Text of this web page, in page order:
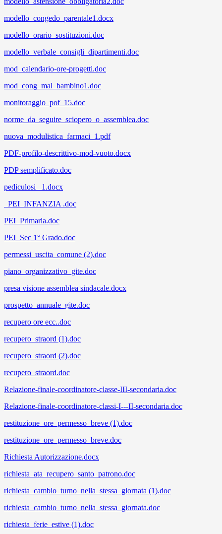
modello_congedo_parentale1.docx
modello_orario_sostituzioni.doc
modello_verbale_consigli_dipartimenti.doc
mod_calendario-ore-progetti.doc
mod_cong_mal_bambino1.doc
monitoraggio_pof_15.doc
norme_da_seguire_sciopero_o_assemblea.doc
nuova_modulistica_farmaci_1.pdf
PDF-profilo-descrittivo-mod-vuoto.docx
PDP semplificato.doc
pediculosi _1.docx
_PEI_INFANZIA .doc
PEI_Primaria.doc
PEI_Sec 1° Grado.doc
permessi_uscita_comune (2).doc
piano_organizzativo_gite.doc
presa visione assemblea sindacale.docx
prospetto_annuale_gite.doc
recupero ore ecc..doc
recupero_straord (1).doc
recupero_straord (2).doc
recupero_straord.doc
Relazione-finale-coordinatore-classe-III-secondaria.doc
Relazione-finale-coordinatore-classi-I---II-secondaria.doc
restituzione_ore_permesso_breve (1).doc
restituzione_ore_permesso_breve.doc
Richiesta Autorizzazione.docx
richiesta_ata_recupero_santo_patrono.doc
richiesta_cambio_turno_nella_stessa_giornata (1).doc
richiesta_cambio_turno_nella_stessa_giornata.doc
richiesta_ferie_estive (1).doc